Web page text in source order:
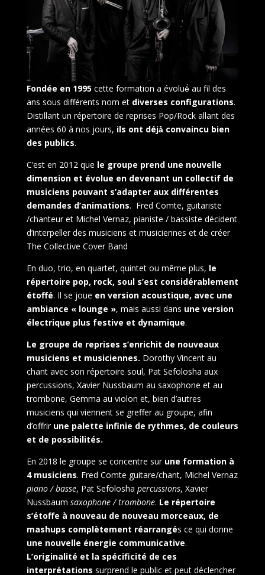
Fondée en 1995cette formation a évolué́ au fil des
ans sous différents nom et diverses configurations.
Distillant un répertoire de reprises Pop/Rock allant des
années 60 à nos jours, ils ont déjà̀ convaincu bien
des publics.
C’est en 2012 que le groupe prend une nouvelle
dimension et évolue en devenant un collectif de
musiciens pouvant s’adapter aux différentes
demandes d’animations. Fred Comte, guitariste
/chanteur et Michel Vernaz, pianiste / bassiste décident
d’interpeller des musiciens et musiciennes et de créer
The Collective Cover Band
En duo, trio, en quartet, quintet ou même plus, le
répertoire pop, rock, soul s’est considérablement
étoffé. Il se joue en version acoustique, avec une
ambiance « lounge », mais aussi dans une version
électrique plus festive et dynamique.
Le groupe de reprises s’enrichit de nouveaux
musiciens et musiciennes. Dorothy Vincent au
chant avec son répertoire soul, Pat Sefolosha aux
percussions, Xavier Nussbaum au saxophone et au
trombone, Gemma au violon et, bien d’autres
musiciens qui viennent se greffer au groupe, afin
d’offrir une palette infinie de rythmes, de couleurs
et de possibilités.
En 2018 le groupe se concentre surune formation à
4 musiciens. Fred Comte guitare/chant, Michel Vernaz
piano / basse, Pat Sefolosha percussions, Xavier
Nussbaum saxophone / trombone. Le répertoire
s’étoffe à nouveau de nouveau morceaux, de
mashups complètement réarrangés ce qui donne
une nouvelle énergie communicative.
L’originalité et la spécificité de ces
interprétations surprend le public et peut déclencher